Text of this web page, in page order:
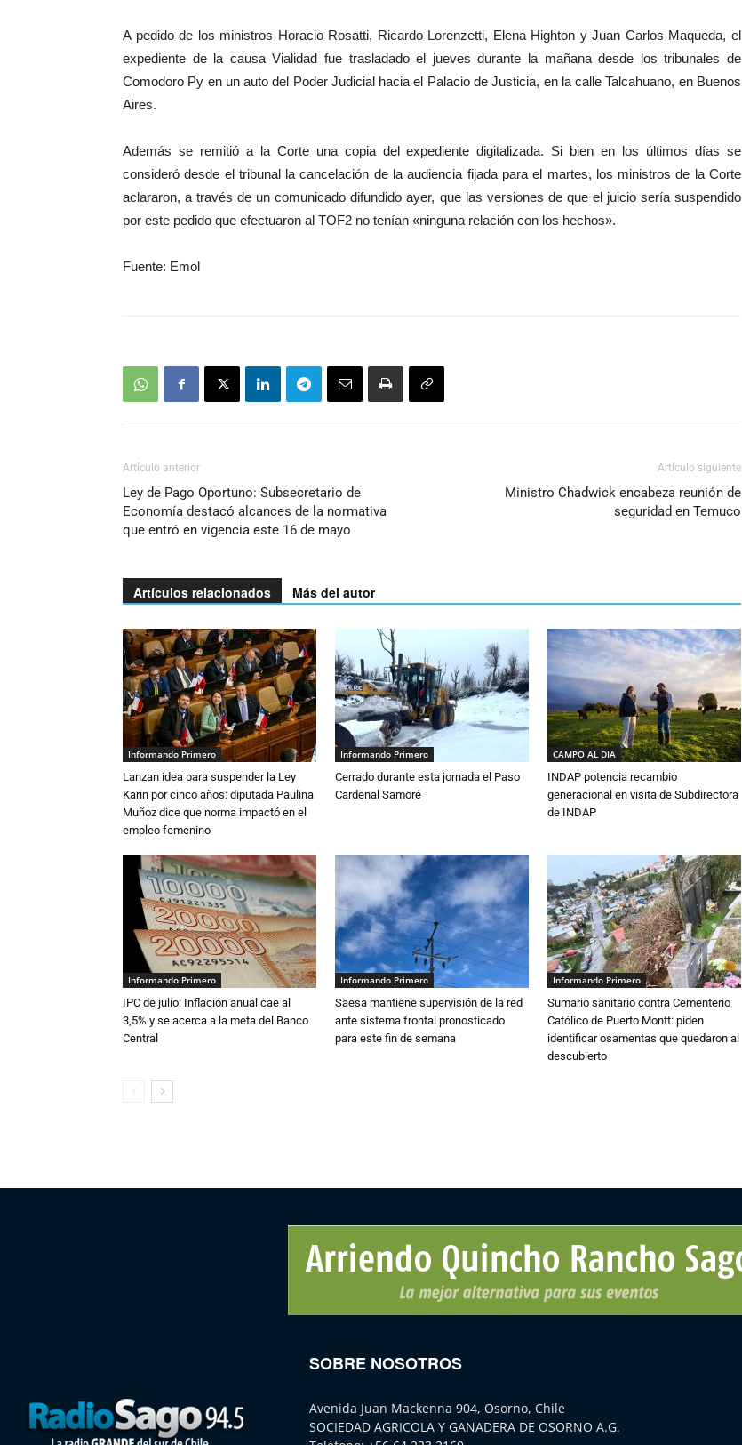
A pedido de los ministros Horacio Rosatti, Ricardo Lorenzetti, Elena Highton y Juan Carlos Maqueda, el
expediente de la causa Vialidad fue trasladado el jueves durante la mañana desde los tribunales de
Comodoro Py en un auto del Poder Judicial hacia el Palacio de Justicia, en la calle Talcahuano, en Buenos
Aires.
Además se remitió a la Corte una copia del expediente digitalizada. Si bien en los últimos días se
consideró desde el tribunal la cancelación de la audiencia fijada para el martes, los ministros de la Corte
aclararon, a través de un comunicado difundido ayer, que las versiones de que el juicio sería suspendido
por este pedido que efectuaron al TOF2 no tenían «ninguna relación con los hechos».
Fuente: Emol
Artículo anterior
Ley de Pago Oportuno: Subsecretario de
Economía destacó alcances de la normativa
que entró en vigencia este 16 de mayo
Artículo siguiente
Ministro Chadwick encabeza reunión de
seguridad en Temuco
Artículos relacionados Más del autor
Informando Primero
Lanzan idea para suspender la Ley
Karin por cinco años: diputada Paulina
Muñoz dice que norma impactó en el
empleo femenino
Informando Primero
Cerrado durante esta jornada el Paso
Cardenal Samoré
CAMPO AL DIA
INDAP potencia recambio
generacional en visita de Subdirectora
de INDAP
Informando Primero
IPC de julio: Inflación anual cae al
3,5% y se acerca a la meta del Banco
Central
Informando Primero
Saesa mantiene supervisión de la red
ante sistema frontal pronosticado
para este fin de semana
Informando Primero
Sumario sanitario contra Cementerio
Católico de Puerto Montt: piden
identificar osamentas que quedaron al
descubierto
SOBRE NOSOTROS
Avenida Juan Mackenna 904, Osorno, Chile
SOCIEDAD AGRICOLA Y GANADERA DE OSORNO A.G.